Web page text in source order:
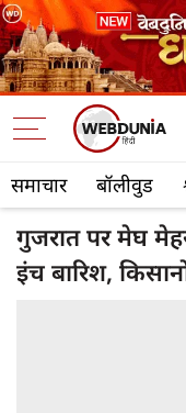
समाचार बॉलीवुड
गुजरात पर मेघ
इंच बारिश,